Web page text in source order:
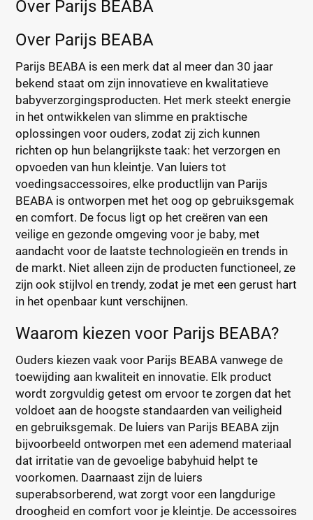
Over Parijs BEABA
Over Parijs BEABA
Parijs BEABA is een merk dat al meer dan 30 jaar
bekend staat om zijn innovatieve en kwalitatieve
babyverzorgingsproducten. Het merk steekt energie
in het ontwikkelen van slimme en praktische
oplossingen voor ouders, zodat zij zich kunnen
richten op hun belangrijkste taak: het verzorgen en
opvoeden van hun kleintje. Van luiers tot
voedingsaccessoires, elke productlijn van Parijs
BEABA is ontworpen met het oog op gebruiksgemak
en comfort. De focus ligt op het creëren van een
veilige en gezonde omgeving voor je baby, met
aandacht voor de laatste technologieën en trends in
de markt. Niet alleen zijn de producten functioneel, ze
zijn ook stijlvol en trendy, zodat je met een gerust hart
in het openbaar kunt verschijnen.
Waarom kiezen voor Parijs BEABA?
Ouders kiezen vaak voor Parijs BEABA vanwege de
toewijding aan kwaliteit en innovatie. Elk product
wordt zorgvuldig getest om ervoor te zorgen dat het
voldoet aan de hoogste standaarden van veiligheid
en gebruiksgemak. De luiers van Parijs BEABA zijn
bijvoorbeeld ontworpen met een ademend materiaal
dat irritatie van de gevoelige babyhuid helpt te
voorkomen. Daarnaast zijn de luiers
superabsorberend, wat zorgt voor een langdurige
droogheid en comfort voor je kleintje. De accessoires